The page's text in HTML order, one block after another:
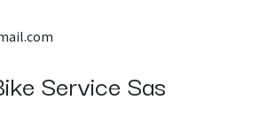
Service Sas